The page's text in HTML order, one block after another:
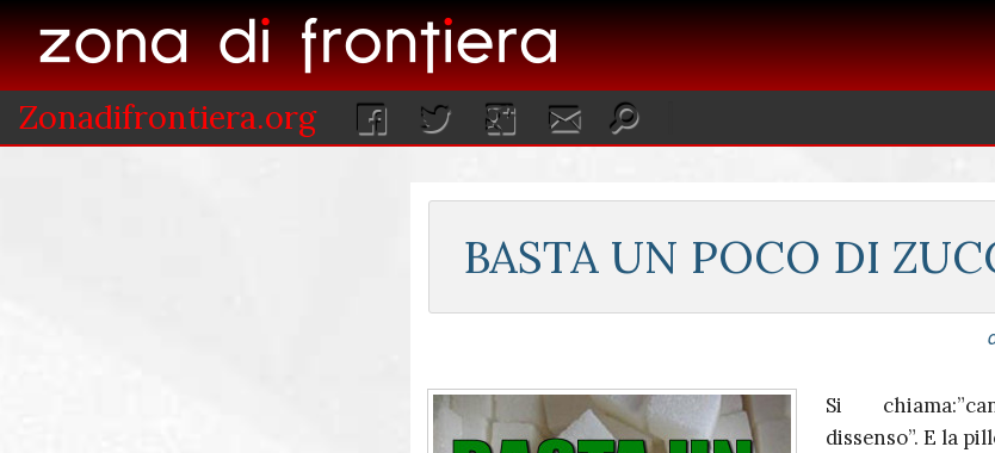
Zonadifrontiera.org
BASTA UN POCO DI
Si
dissenso”. E la